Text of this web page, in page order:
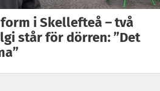
i Skellefteå – två
står för dörren: ”Det